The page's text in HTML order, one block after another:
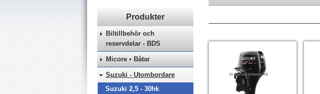
Biltillbehör och
reservdelar - BDS
Micore • Båtar
Suzuki - Utombordare
Suzuki 2,5 - 30hk